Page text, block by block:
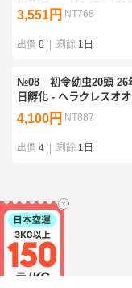
幼虫 HiroKa系血統 ×
血統
3,551円 NT768
出價 8 剩餘 1日
№08 初令幼虫20頭 26
日孵化 - ヘラクレスオ
幼虫 HiroKa系血統 ×
血統
4,100円 NT887
出價 4 剩餘 1日